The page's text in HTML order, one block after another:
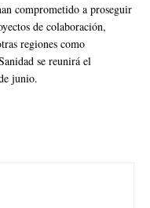
comprometido a proseguir
de colaboración,
regiones como
se reunirá el
junio.